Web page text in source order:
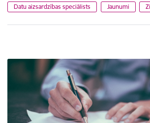
Datu aizsardzības speciālists Jaunumi